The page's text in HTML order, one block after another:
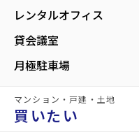
レンタルオフィス
貸会議室
月極駐車場
マンション・戸建・土地
買いたい
【駅徒歩5分、都